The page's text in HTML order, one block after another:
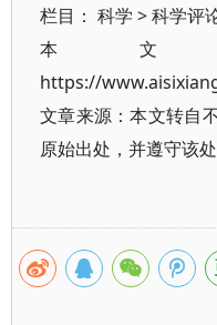
栏目： 科学 >科学评
本文
https://
文章来源：本文转自
原始出处，并遵守该处